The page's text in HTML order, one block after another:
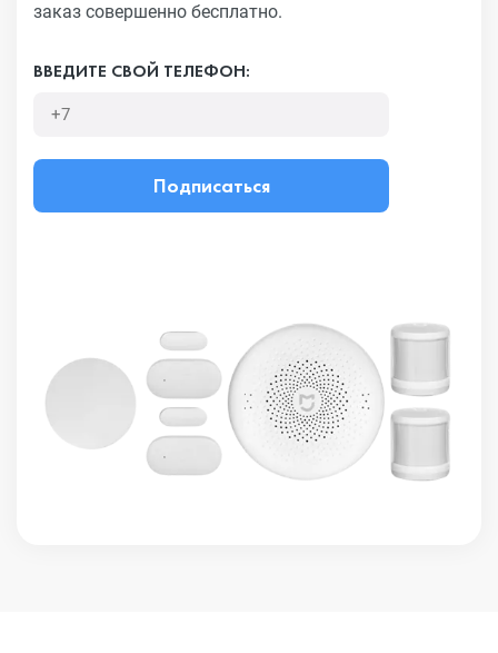
заказ совершенно бесплатно.
ВВЕДИТЕ СВОЙ ТЕЛЕФОН:
Подписаться